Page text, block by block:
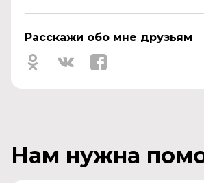
Расскажи обо мне друзьям
Нам нужна